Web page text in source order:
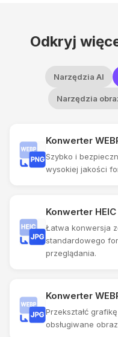
Odkryj
Narzędzia AI
Narzędzia
Konwerter
Szybko i
wysokiej jakości
Konwerter HEIC
Łatwa konwersja
standardowego
przeglądania.
Konwerter
Przekształć
obsługiwane